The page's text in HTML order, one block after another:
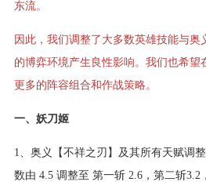
东流。
因此，我们调整了大多数英雄技能与奥
的博弈环境产生良性影响。我们也希望
更多的阵容组合和作战策略。
一、妖刀姬
1、奥义【不祥之刃】及其所有天赋调
数由 4.5 调整至 第一斩 2.6，第二斩3.2